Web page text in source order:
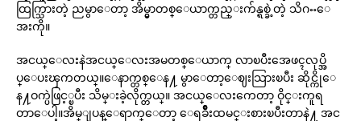
ထြက္သြားတဲ့ ညမွာေတာ့ အိမ္မွာတစ္ေယာက္တည္းက်န္ရစ္ခဲ့တဲ့ သိဂႌေ
အးကို။
အငယ္ေလးနဲအငယ္ေလးအမတစ္ေယာက္ လာၿပီးအေဖၚလုပ္အိ
ပ္ေပးၾကတယ္။ေနာက္တစ္ေန႔ မွာေတာ့ေဈးသြားၿပီး ဆိုင္ကိုေ
န႔ဝက္ပဲဖြင့္ၿပီး သိမ္းခဲ့လိုက္တယ္။ အငယ္ေလးကေတာ့ ဝိုင္းကူရ
တာေပါ့။အိမ္ျပန္ေရာက္ေတာ့ ေရခ်ိဳးထမင္းစားၿပီးတာနဲ႔ အင